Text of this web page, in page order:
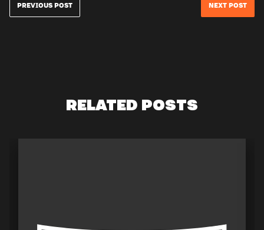
PREVIOUS POST NEXT POST
RELATED POSTS